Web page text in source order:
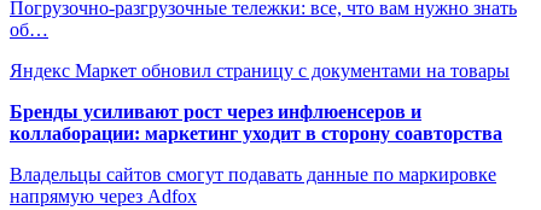
Погрузочно-разгрузочные тележки: все, что вам нужно знать
об…
Яндекс Маркет обновил страницу с документами на товары
Бренды усиливают рост через инфлюенсеров и
коллаборации: маркетинг уходит в сторону соавторства
Владельцы сайтов смогут подавать данные по маркировке
напрямую через Adfox